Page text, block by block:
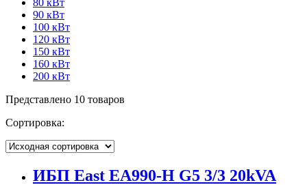
90 кВт
100 кВт
120 кВт
150 кВт
160 кВт
200 кВт
Представлено 10 товаров
Сортировка:
ИБП East EA990-H G5 3/3 20kVA